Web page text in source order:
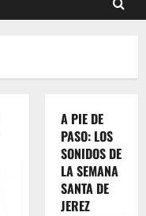
A PIE DE
PASO: LOS
SONIDOS DE
LA SEMANA
SANTA DE
JEREZ